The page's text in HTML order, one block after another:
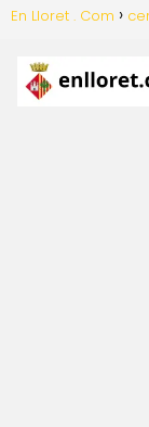
En Lloret . Com